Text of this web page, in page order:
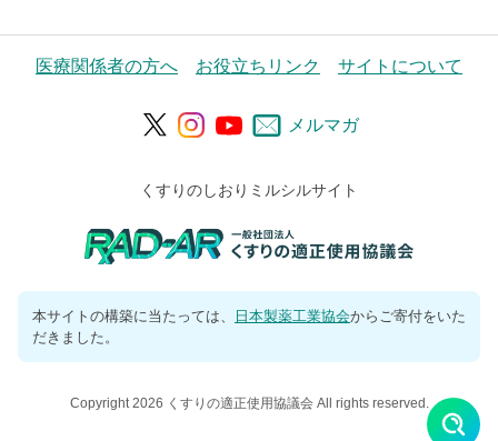
医療関係者の方へ お役立ちリンク サイトについて
メルマガ
くすりのしおりミルシルサイト
本サイトの構築に当たっては、 日本製薬工業協会からご寄付をいた
だきました。
Copyright 2026 くすりの適正使用協議会 All rights reserved.